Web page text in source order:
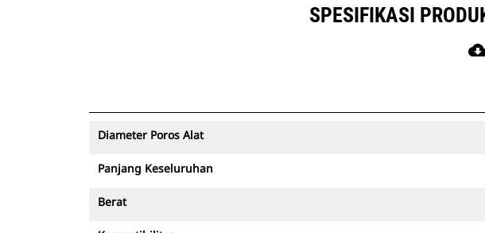
SPESIFIKASI
Diameter Poros Alat
Panjang Keseluruhan
Berat